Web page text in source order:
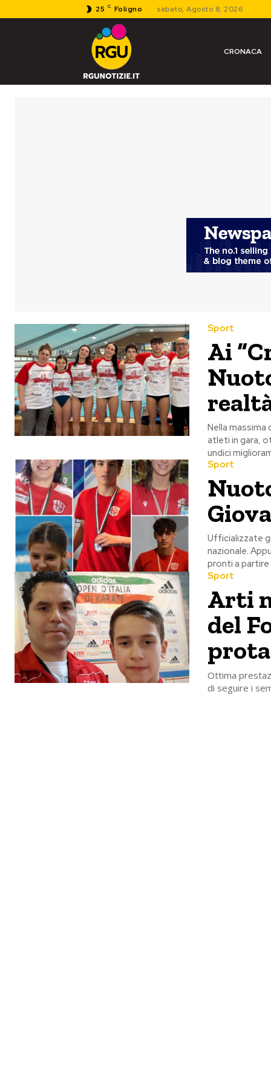
25 C Foligno sabato, Agosto 8, 2026
CRONACA
Sport
Ai
Nella
atleti in gara,
undici
Sport
Ufficializzate
nazionale.
pronti a partire
Sport
Arti
del
Ottima
di seguire i